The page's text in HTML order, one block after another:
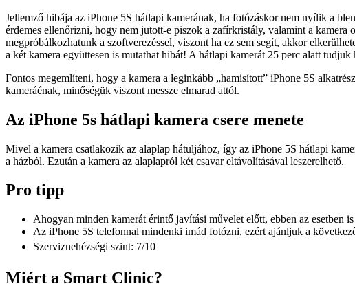
Jellemző hibája az iPhone 5S hátlapi kamerának, ha fotózáskor nem nyílik a
érdemes ellenőrizni, hogy nem jutott-e piszok a zafírkristály, valamint a
megpróbálkozhatunk a szoftverezéssel, viszont ha ez sem segít, akkor
a két kamera együttesen is mutathat hibát! A hátlapi kamerát 25 perc alatt
Fontos megemlíteni, hogy a kamera a leginkább „hamisított” iPhone 5S
kameráénak, minőségük viszont messze elmarad attól.
Az iPhone 5s hátlapi kamera csere menete
Mivel a kamera csatlakozik az alaplap hátuljához, így az iPhone 5S hátlapi
a házból. Ezután a kamera az alaplapról két csavar eltávolításával leszerelhető.
Pro tipp
Ahogyan minden kamerát érintő javítási művelet előtt, ebben az esetben
Az iPhone 5S telefonnal mindenki imád fotózni, ezért ajánljuk a
Szerviznehézségi szint: 7/10
Miért a Smart Clinic?